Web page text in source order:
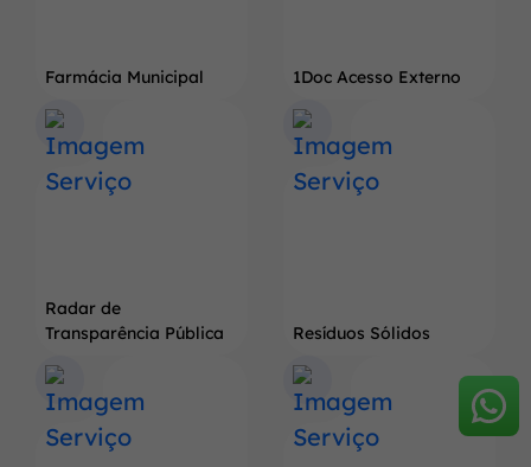
Farmácia Municipal 1Doc Acesso Externo
Radar de
Transparência Pública
Resíduos Sólidos